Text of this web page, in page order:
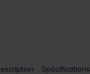
Spécifications